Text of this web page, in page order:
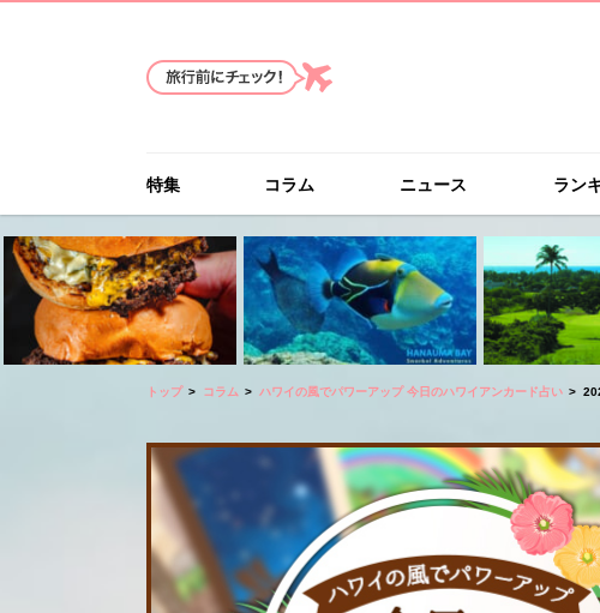
特集 コラム ニュース ラン
トップ コラム ハワイの風でパワーアップ 今日のハワイアンカード占い